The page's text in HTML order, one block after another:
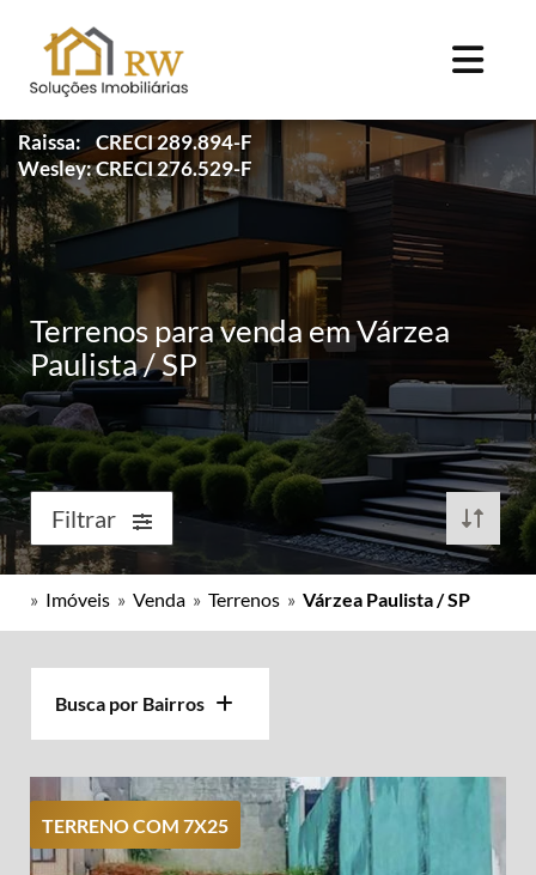
Raissa: CRECI 289.894-F
Wesley: CRECI 276.529-F
Terrenos para venda em Várzea
Paulista / SP
Filtrar
» Imóveis » Venda » Terrenos » Várzea Paulista / SP
Busca por Bairros
TERRENO COM 7X25